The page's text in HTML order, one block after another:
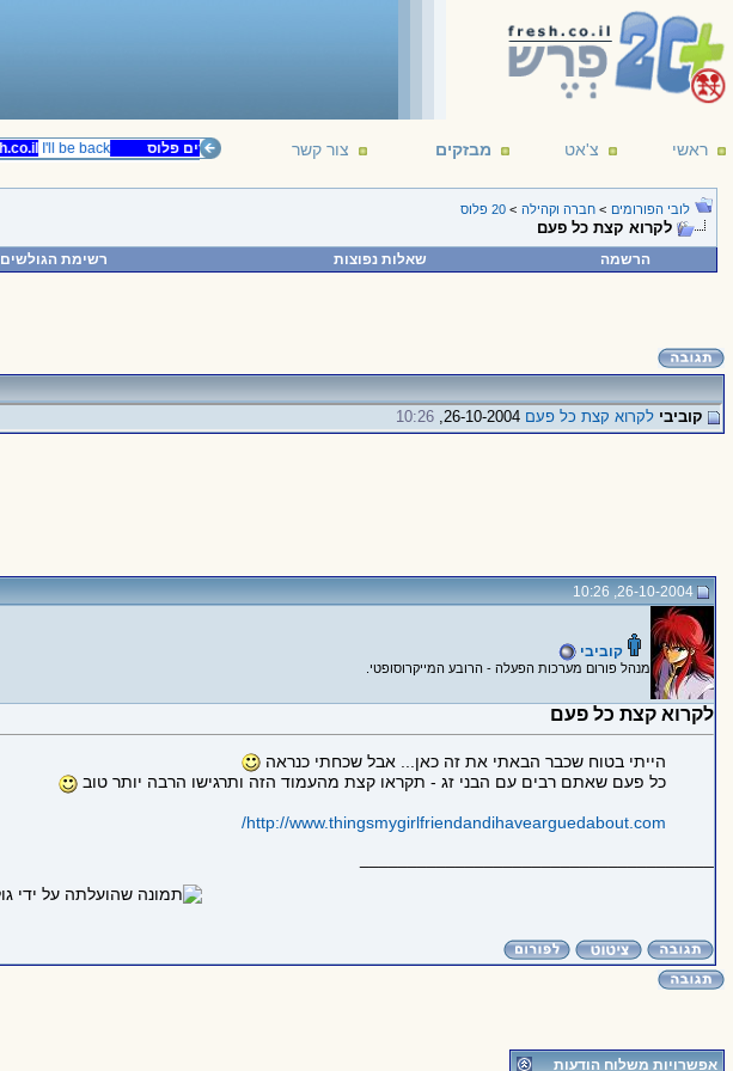
ראשי צ'אט מבזקים צור קשר עשרים פלוס I'll be back
לובי הפורומים > חברה וקהילה > 20 פלוס
לקרוא קצת כל פעם
הרשמה שאלות נפוצות רשימת הגולשים
קוביבי לקרוא קצת כל פעם 10:26
26-10-2004, 10:26
קוביבי
מנהל פורום מערכות הפעלה - הרובע המייקרוסופטי.
לקרוא קצת כל פעם
הייתי בטוח שכבר הבאתי את זה כאן... אבל שכחתי כנראה
כל פעם שאתם רבים עם הבני זג - תקראו קצת מהעמוד הזה ותרגישו הרבה יותר טוב
http://www.thingsmygirlfriendandihavearguedabout.com/
אפשרויות משלוח הודעות